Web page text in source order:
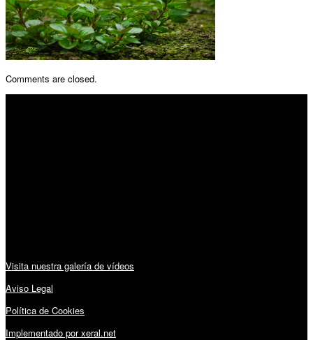
Comments are closed.
Visita nuestra galería de vídeos
Aviso Legal
Política de Cookies
Implementado por xeral.net